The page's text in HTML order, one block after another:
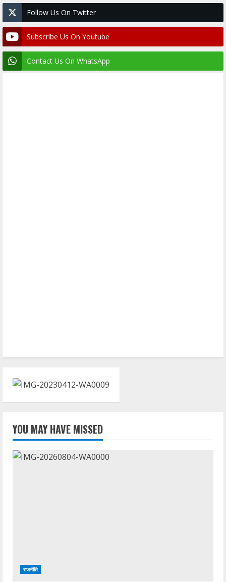
Follow Us On Twitter
Subscribe Us On Youtube
Contact Us On WhatsApp
YOU MAY HAVE MISSED
राजनीति